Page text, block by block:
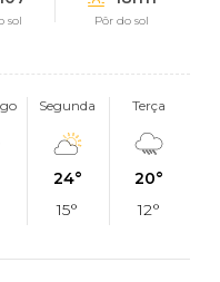
sol Pôr do sol
Segunda
24°
15°
Terça
20°
12°